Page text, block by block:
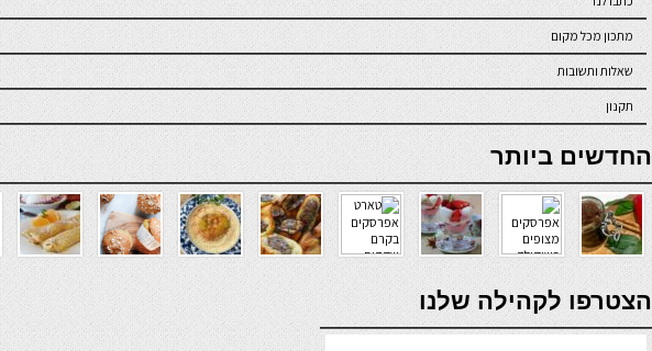
מתכון מכל מקום
שאלות ותשובות
תקנון
online casino
החדשים ביותר
verde casino
הצטרפו לקהילה שלנו